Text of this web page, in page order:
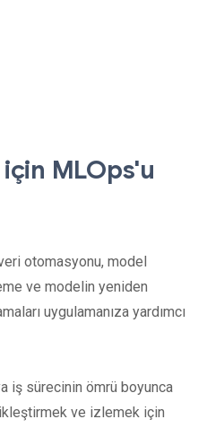
MLOps'u
otomasyonu, model
ve modelin yeniden
uygulamanıza yardımcı
iş sürecinin ömrü boyunca
ve izlemek için